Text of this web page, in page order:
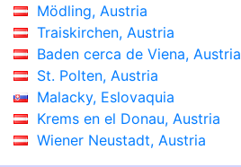
Mödling, Austria
Traiskirchen, Austria
Baden cerca de Viena, Austria
St. Polten, Austria
Malacky, Eslovaquia
Krems en el Donau, Austria
Wiener Neustadt, Austria